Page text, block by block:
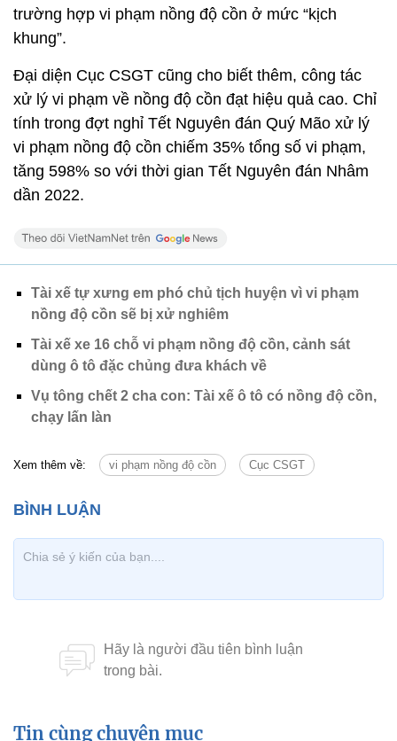
trường hợp vi phạm nồng độ cồn ở mức “kịch
khung”.
Đại diện Cục CSGT cũng cho biết thêm, công tác
xử lý vi phạm về nồng độ cồn đạt hiệu quả cao. Chỉ
tính trong đợt nghỉ Tết Nguyên đán Quý Mão xử lý
vi phạm nồng độ cồn chiếm 35% tổng số vi phạm,
tăng 598% so với thời gian Tết Nguyên đán Nhâm
dần 2022.
Tài xế tự xưng em phó chủ tịch huyện vì vi phạm
nồng độ cồn sẽ bị xử nghiêm
Tài xế xe 16 chỗ vi phạm nồng độ cồn, cảnh sát
dùng ô tô đặc chủng đưa khách về
Vụ tông chết 2 cha con: Tài xế ô tô có nồng độ cồn,
chạy lấn làn
Xem thêm về: vi phạm nồng độ cồn Cục CSGT
Tin cùng chuyên mục